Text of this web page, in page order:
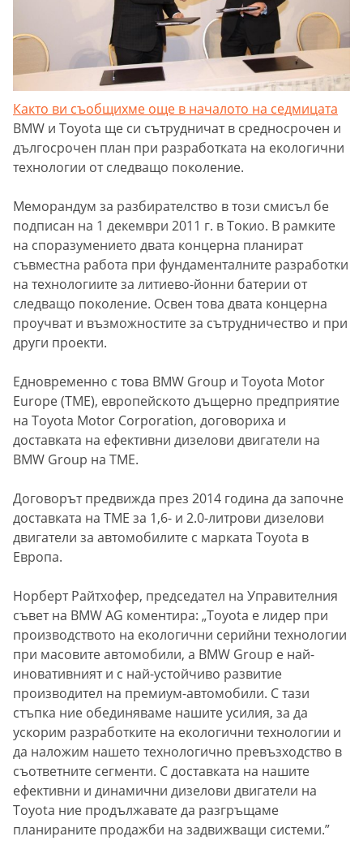
Както ви съобщихме още в началото на седмицата
BMW и Toyota ще си сътрудничат в средносрочен и
дългосрочен план при разработката на екологични
технологии от следващо поколение.
Меморандум за разбирателство в този смисъл бе
подписан на 1 декември 2011 г. в Токио. В рамките
на споразумението двата концерна планират
съвместна работа при фундаменталните разработки
на технологиите за литиево-йонни батерии от
следващо поколение. Освен това двата концерна
проучват и възможностите за сътрудничество и при
други проекти.
Едновременно с това BMW Group и Toyota Motor
Europe (TME), европейското дъщерно предприятие
на Toyota Motor Corporation, договориха и
доставката на ефективни дизелови двигатели на
BMW Group на TME.
Договорът предвижда през 2014 година да започне
доставката на TME за 1,6- и 2.0-литрови дизелови
двигатели за автомобилите с марката Toyota в
Европа.
Норберт Райтхофер, председател на Управителния
съвет на BMW AG коментира: „Toyota е лидер при
производството на екологични серийни технологии
при масовите автомобили, а BMW Group е най-
иновативният и с най-устойчиво развитие
производител на премиум-автомобили. С тази
стъпка ние обединяваме нашите усилия, за да
ускорим разработките на екологични технологии и
да наложим нашето технологично превъзходство в
съответните сегменти. С доставката на нашите
ефективни и динамични дизелови двигатели на
Toyota ние продължавате да разгръщаме
планираните продажби на задвижващи системи.”